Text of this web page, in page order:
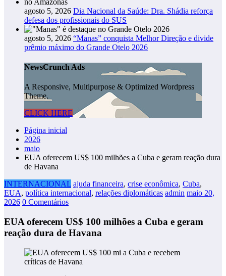
agosto 5, 2026 Dia Nacional da Saúde: Dra. Shádia reforça
defesa dos profissionais do SUS
agosto 5, 2026 “Manas” conquista Melhor Direção e divide
prêmio máximo do Grande Otelo 2026
NewsCrunch Ads
A Responsive, Multipurpose & Optimized Wordpress
Theme.
CLICK HERE
Página inicial
2026
maio
EUA oferecem US$ 100 milhões a Cuba e geram reação dura
de Havana
INTERNACIONAL ajuda financeira, crise econômica, Cuba,
EUA, política internacional, relações diplomáticas admin maio 20,
2026 0 Comentários
EUA oferecem US$ 100 milhões a Cuba e geram
reação dura de Havana